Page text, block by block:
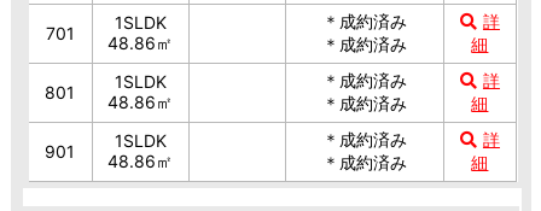
701
1SLDK
48.86㎡
＊成約済み
＊成約済み
詳
細
801
1SLDK
48.86㎡
＊成約済み
＊成約済み
詳
細
901
1SLDK
48.86㎡
＊成約済み
＊成約済み
詳
細